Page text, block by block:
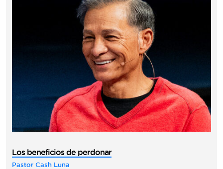
Los beneficios de perdonar
Pastor Cash Luna